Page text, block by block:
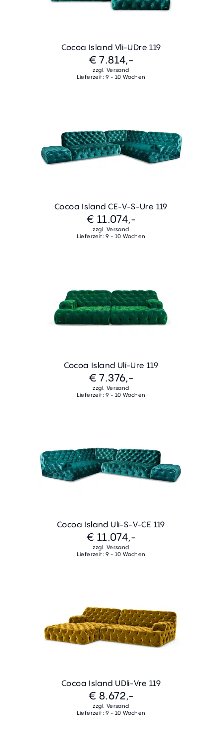
Cocoa Island Vli-UDre 119
€ 7.814,-
zzgl. Versand
Lieferzeit: 9 - 10 Wochen
Cocoa Island CE-V-S-Ure 119
€ 11.074,-
zzgl. Versand
Lieferzeit: 9 - 10 Wochen
Cocoa Island Uli-Ure 119
€ 7.376,-
zzgl. Versand
Lieferzeit: 9 - 10 Wochen
Cocoa Island Uli-S-V-CE 119
€ 11.074,-
zzgl. Versand
Lieferzeit: 9 - 10 Wochen
Cocoa Island UDli-Vre 119
€ 8.672,-
zzgl. Versand
Lieferzeit: 9 - 10 Wochen